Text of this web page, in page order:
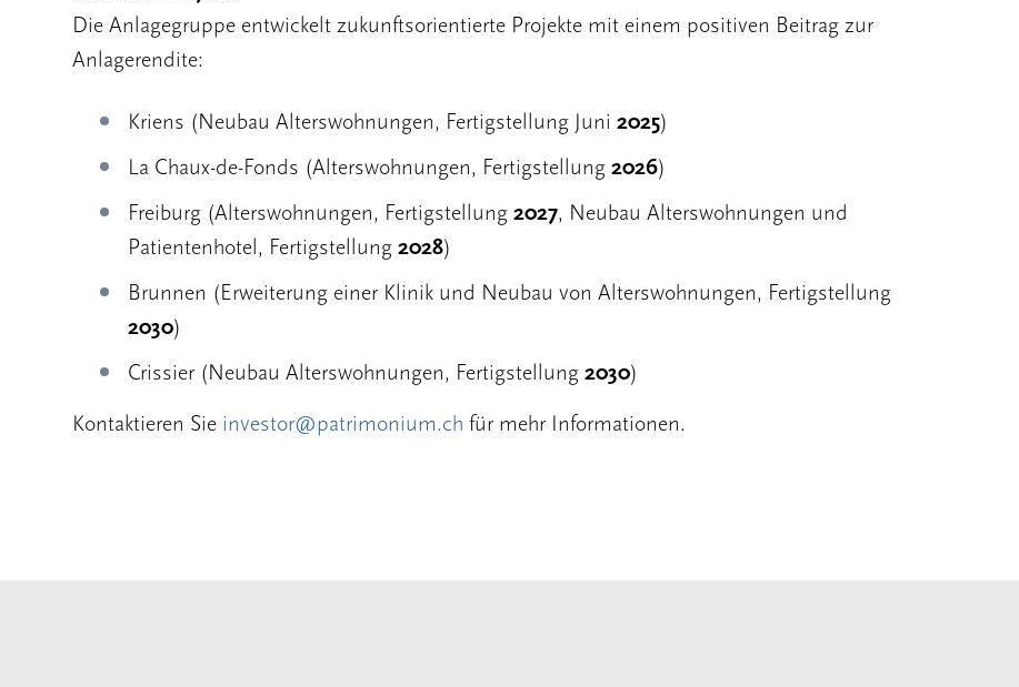
Die Anlagegruppe entwickelt zukunftsorientierte Projekte mit einem positiven Beitrag zur
Anlagerendite:
Kriens (Neubau Alterswohnungen, Fertigstellung Juni 2025)
La Chaux-de-Fonds (Alterswohnungen, Fertigstellung 2026)
Freiburg (Alterswohnungen, Fertigstellung 2027, Neubau Alterswohnungen und
Patientenhotel, Fertigstellung 2028)
Brunnen (Erweiterung einer Klinik und Neubau von Alterswohnungen, Fertigstellung
2030)
Crissier (Neubau Alterswohnungen, Fertigstellung 2030)
Kontaktieren Sie investor@patrimonium.ch für mehr Informationen.